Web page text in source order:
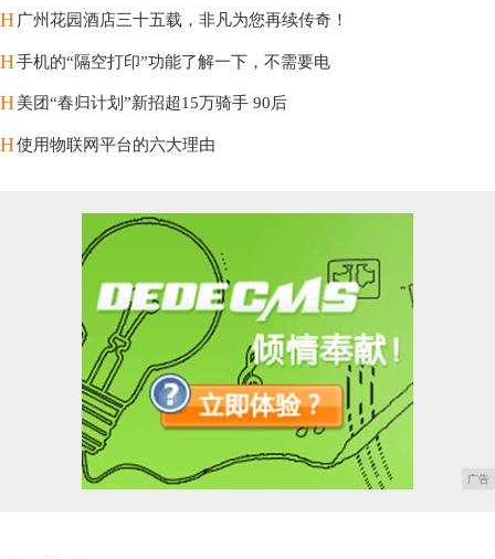
H 广州花园酒店三十五载，非凡为您再续传奇！
H手机的“隔空打印”功能了解一下，不需要电
H美团“春归计划”新招超15万骑手 90后
H使用物联网平台的六大理由
广告